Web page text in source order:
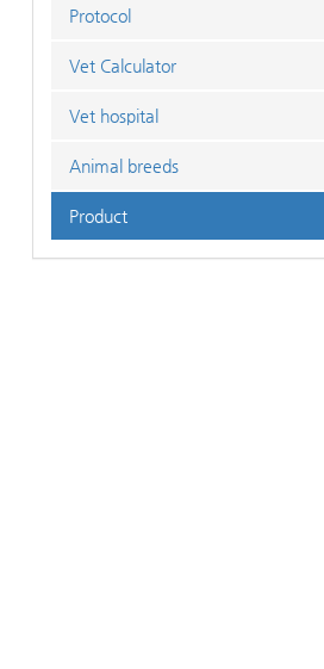
Protocol
Vet Calculator
Vet hospital
Animal breeds
Product